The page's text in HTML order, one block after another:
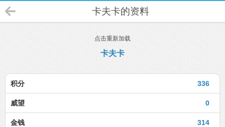
卡夫卡的资料
点击重新加载
卡夫卡
336
积分
0
威望
314
金钱